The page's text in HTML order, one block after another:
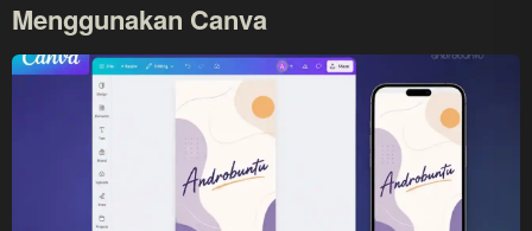
Menggunakan Canva